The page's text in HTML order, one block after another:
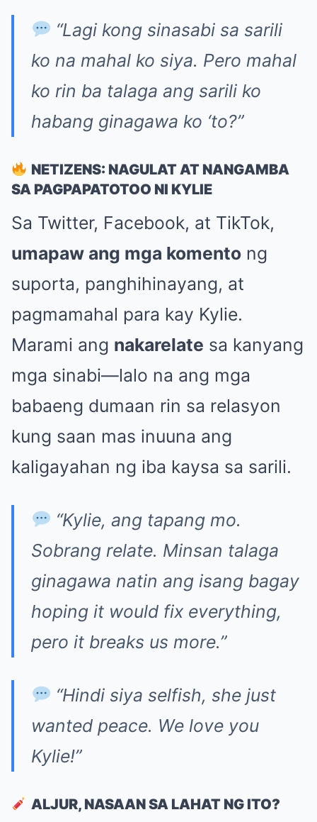
“Lagi kong sinasabi sa sarili
ko na mahal ko siya. Pero mahal
ko rin ba talaga ang sarili ko
habang ginagawa ko ‘to?”
NETIZENS: NAGULAT AT NANGAMBA
SA PAGPAPATOTOO NI KYLIE
Sa Twitter, Facebook, at TikTok,
umapaw ang mga komento ng
suporta, panghihinayang, at
pagmamahal para kay Kylie.
Marami ang nakarelate sa kanyang
mga sinabi—lalo na ang mga
babaeng dumaan rin sa relasyon
kung saan mas inuuna ang
kaligayahan ng iba kaysa sa sarili.
“Kylie, ang tapang mo.
Sobrang relate. Minsan talaga
ginagawa natin ang isang bagay
hoping it would fix everything,
pero it breaks us more.”
“Hindi siya selfish, she just
wanted peace. We love you
Kylie!”
ALJUR, NASAAN SA LAHAT NG ITO?